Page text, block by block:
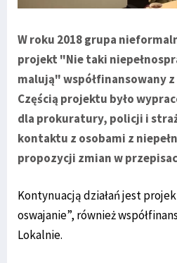
W roku 2018 grupa
projekt "Nie taki
malują" współfinansowany z
Częścią projektu było
dla prokuratury, policji i
kontaktu z osobami z
propozycji zmian w
Kontynuacją działań jest
oswajanie”, również
Lokalnie.